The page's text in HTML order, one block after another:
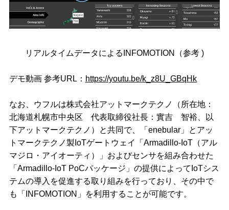
リアルタイムデータによるINFOMOTION（参考 )
デモ動画 参考URL： https://youtu.be/k_z8U_GBqHk
なお、ウフルは株式会社アットマークテクノ（所在地：
北海道札幌市中央区 代表取締役社長：實吉 智裕、以
下アットマークテクノ）と共同で、「enebular」とアッ
トマークテクノ製IoTゲートウェイ「Armadillo-IoT（アル
マジロ・アイオーティ）」およびセンサを組み合わせた
「Armadillo-IoT PoCパッケージ」の提供によってIoTシス
テムの導入を促進する取り組みを行っており、その中で
も「INFOMOTION」を利用することが可能です。